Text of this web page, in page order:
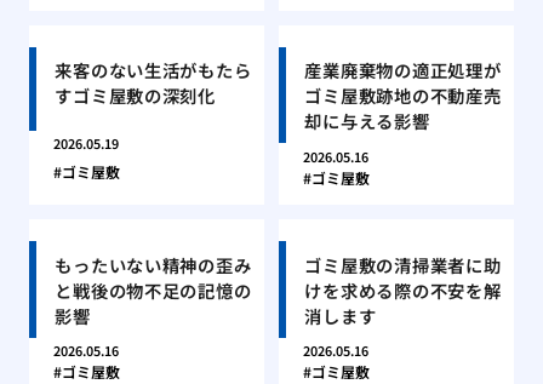
来客のない生活がもたら
すゴミ屋敷の深刻化
2026.05.19
ゴミ屋敷
産業廃棄物の適正処理が
ゴミ屋敷跡地の不動産売
却に与える影響
2026.05.16
ゴミ屋敷
もったいない精神の歪み
と戦後の物不足の記憶の
影響
2026.05.16
ゴミ屋敷
ゴミ屋敷の清掃業者に助
けを求める際の不安を解
消します
2026.05.16
ゴミ屋敷